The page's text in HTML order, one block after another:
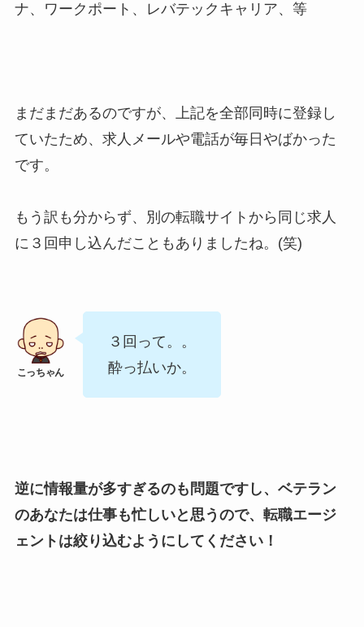
ナ、ワークポート、レバテックキャリア、等
まだまだあるのですが、上記を全部同時に登録し
ていたため、求人メールや電話が毎日やばかった
です。
もう訳も分からず、別の転職サイトから同じ求人
に３回申し込んだこともありましたね。(笑)
３回って。。
酔っ払いか。
逆に情報量が多すぎるのも問題ですし、ベテラン
のあなたは仕事も忙しいと思うので、転職エージ
ェントは絞り込むようにしてください！